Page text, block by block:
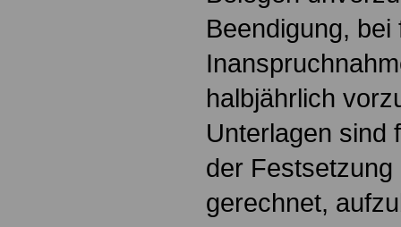
Beendigung,
halbjährlich
Unterlagen sind
der
gerechnet,